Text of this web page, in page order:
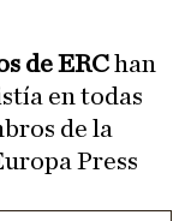
de ERChan
en todas
de la
Press